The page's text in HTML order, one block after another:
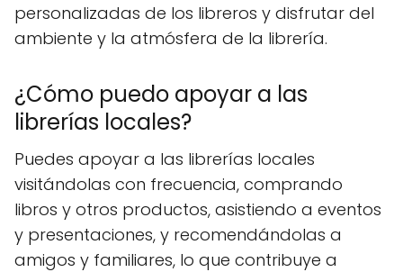
personalizadas de los libreros y disfrutar del
ambiente y la atmósfera de la librería.
¿Cómo puedo apoyar a las
librerías locales?
Puedes apoyar a las librerías locales
visitándolas con frecuencia, comprando
libros y otros productos, asistiendo a eventos
y presentaciones, y recomendándolas a
amigos y familiares, lo que contribuye a